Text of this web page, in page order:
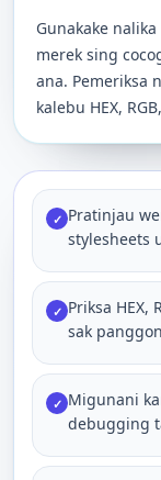
Gunakake
merek sing
ana. Pemeriksa
kalebu HEX,
✓ Pratinjau
stylesheets
✓ Priksa HEX,
sak
✓ Migunani
debugging